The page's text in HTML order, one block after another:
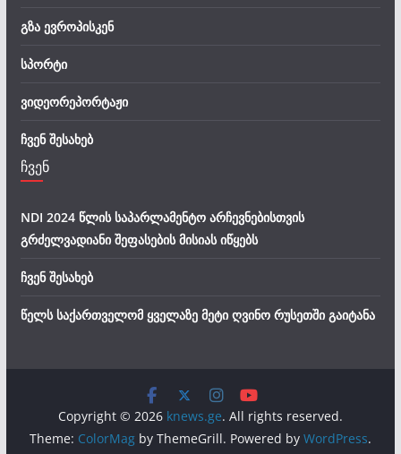
გზა ევროპისკენ
სპორტი
ვიდეორეპორტაჟი
ჩვენ შესახებ
ჩვენ
NDI 2024 წლის საპარლამენტო არჩევნებისთვის
გრძელვადიანი შეფასების მისიას იწყებს
ჩვენ შესახებ
წელს საქართველომ ყველაზე მეტი ღვინო რუსეთში გაიტანა
Copyright © 2026 knews.ge. All rights reserved.
Theme: ColorMagby ThemeGrill. Powered by WordPress.